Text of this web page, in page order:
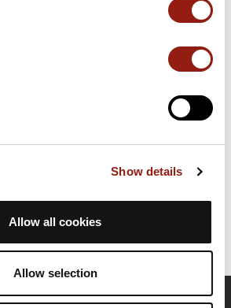
Show details
Allow all cookies
Allow selection
de ski nordique de 52,6 km qui débute
km de pistes forestières et 16 km de
ascension cumulée de plus de 1030m.
la fiche parcours: 28 janvier 2026 à 17:26:21.